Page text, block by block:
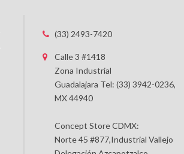
(33) 2493-7420
Calle 3 #1418
Zona Industrial
Guadalajara Tel: (33) 3942-0236,
MX 44940
Concept Store CDMX:
Norte 45 #877,Industrial Vallejo